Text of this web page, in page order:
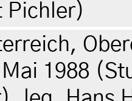
Pichler)
1988